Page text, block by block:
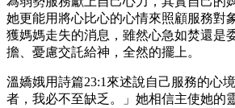
她更能用將心比心的心情來照顧服務對
獲媽媽走失的消息，雖然心急如焚還是
擔、憂慮交託給神，全然的擺上。
溫嬌娥用詩篇23:1來述說自己服務的心
者，我必不至缺乏。」她相信主使她的